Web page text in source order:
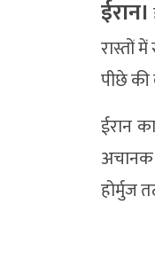
ईरान।
रास्तों
पीछे की
ईरान
अचानक
होर्मुज